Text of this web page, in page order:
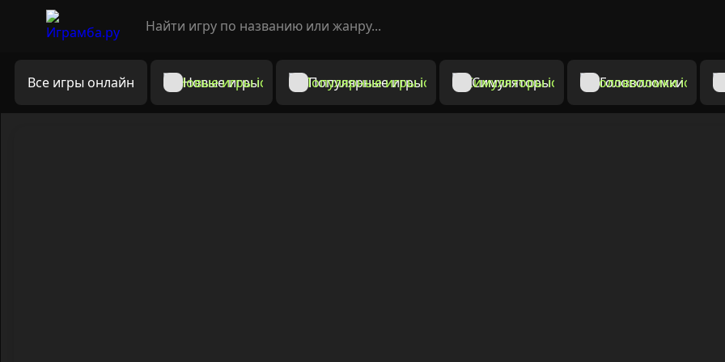
Все игры онлайн Новые игры Популярные игры Симуляторы Головоломки